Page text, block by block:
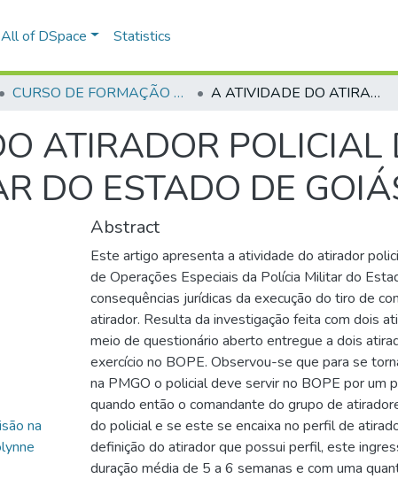
All of DSpace Statistics
CURSO DE FORMAÇÃO DE OFICIAIS - 42ª TURMA CFO – ASPIRANTES - 2015 A ATIVIDADE DO ATIRADOR POLICIAL DE PRECISÃO NA POLÍCIA MILITAR DO ESTADO DE GOIÁS
ATIRADOR POLICIAL
DO ESTADO DE
na
Abstract
Este artigo apresenta a atividade do atirador
de Operações Especiais da Polícia Militar do
consequências jurídicas da execução do tiro de
atirador. Resulta da investigação feita com dois
meio de questionário aberto entregue a dois
exercício no BOPE. Observou-se que para se
na PMGO o policial deve servir no BOPE por um
quando então o comandante do grupo de
do policial e se este se encaixa no perfil de
definição do atirador que possui perfil, este
duração média de 5 a 6 semanas e com uma